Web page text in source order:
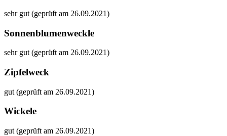
sehr gut (geprüft am 26.09.2021)
Sonnenblumenweckle
sehr gut (geprüft am 26.09.2021)
Zipfelweck
gut (geprüft am 26.09.2021)
Wickele
gut (geprüft am 26.09.2021)